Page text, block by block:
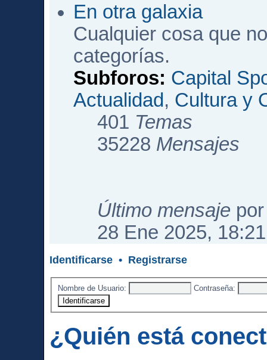
En otra galaxia
Cualquier cosa que
categorías.
Subforos: Capital
Actualidad, Cultura y
401 Temas
35228 Mensajes
Último mensaje
28 Ene 2025, 18:21
Identificarse • Registrarse
Nombre de Usuario: Contraseña:
¿Quién está